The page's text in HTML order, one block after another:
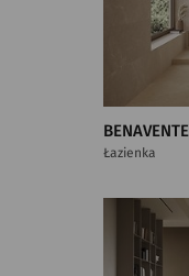
BENAVENTE
Łazienka